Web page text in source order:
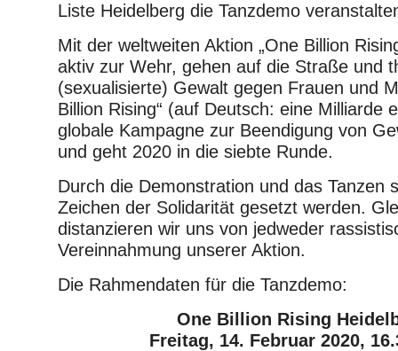
Liste Heidelberg die Tanzdemo
Mit der weltweiten Aktion „One Billion
aktiv zur Wehr, gehen auf die Straße und
(sexualisierte) Gewalt gegen Frauen und
Billion Rising“ (auf Deutsch: eine Milliarde
globale Kampagne zur Beendigung von
und geht 2020 in die siebte Runde.
Durch die Demonstration und das Tanzen
Zeichen der Solidarität gesetzt werden.
distanzieren wir uns von jedweder
Vereinnahmung unserer Aktion.
Die Rahmendaten für die Tanzdemo:
One Billion Rising
Freitag, 14. Februar 2020,